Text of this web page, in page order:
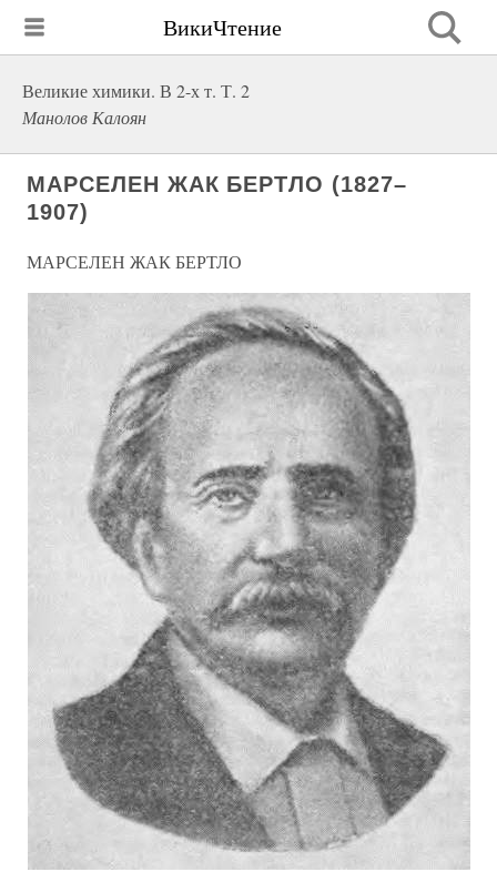
ВикиЧтение
Великие химики. В 2-х т. Т. 2
Манолов Калоян
МАРСЕЛЕН ЖАК БЕРТЛО (1827–
1907)
МАРСЕЛЕН ЖАК БЕРТЛО